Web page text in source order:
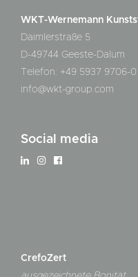
WKT-Wernemann
Daimlerstraße 5
D-49744 Geeste-Dalum
Telefon: +49 5937 9706-0
info@wkt-group.com
Social media
CrefoZert